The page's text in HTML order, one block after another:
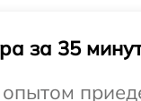
за 35